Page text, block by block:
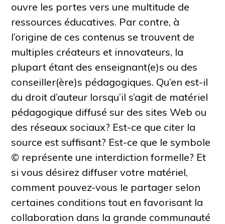
ouvre les portes vers une multitude de
ressources éducatives. Par contre, à
l’origine de ces contenus se trouvent de
multiples créateurs et innovateurs, la
plupart étant des enseignant(e)s ou des
conseiller(ère)s pédagogiques. Qu’en est-il
du droit d’auteur lorsqu’il s’agit de matériel
pédagogique diffusé sur des sites Web ou
des réseaux sociaux? Est-ce que citer la
source est suffisant? Est-ce que le symbole
© représente une interdiction formelle? Et
si vous désirez diffuser votre matériel,
comment pouvez-vous le partager selon
certaines conditions tout en favorisant la
collaboration dans la grande communauté